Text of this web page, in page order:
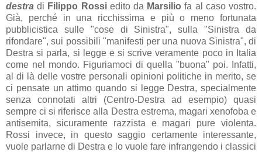
destra di Filippo Rossiedito da Marsiliofa al caso vostro.
Già, perché in una ricchissima e più o meno fortunata
pubblicistica sulle "cose di Sinistra", sulla "Sinistra da
rifondare", sui possibili "manifesti per una nuova Sinistra", di
Destra si parla, si legge e si scrive veramente poco in Italia
come nel mondo. Figuriamoci di quella "buona" poi. Infatti,
al di là delle vostre personali opinioni politiche in merito, se
ci pensate un attimo quando si legge Destra, specialmente
senza connotati altri (Centro-Destra ad esempio) quasi
sempre ci si riferisce alla Destra estrema, magari xenofoba e
antisemita, sicuramente razzista e magari pure violenta.
Rossi invece, in questo saggio certamente interessante,
vuole parlarne di Destra e lo vuole fare infrangendo i classici